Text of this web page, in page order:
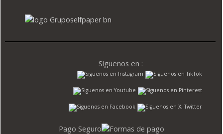
Síguenos en :
Pago Seguro